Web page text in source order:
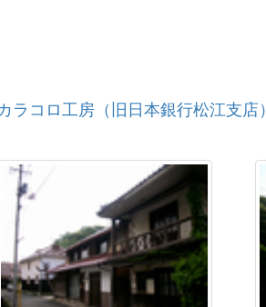
ラコロ工房（旧日本銀行松江支店